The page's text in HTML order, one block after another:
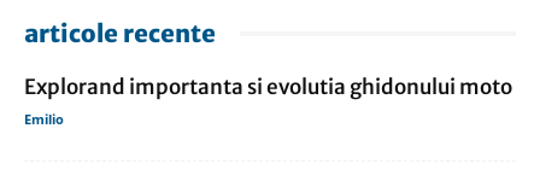
articole recente
Explorand importanta si evolutia ghidonului moto
Emilio